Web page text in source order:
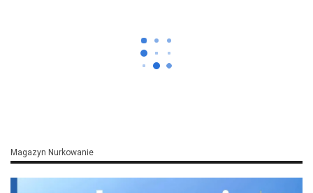
Ma Nawet 400 Lat I Imponujące
Rozmiary. Gigantyczny Czarny